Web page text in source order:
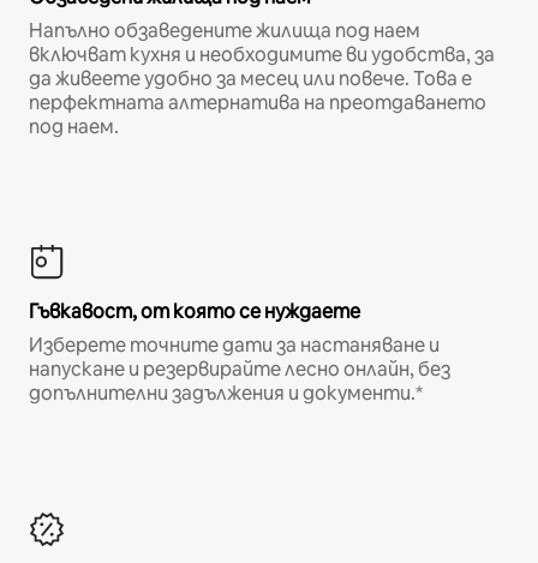
Напълно обзаведените жилища под наем
включват кухня и необходимите ви удобства, за
да живеете удобно за месец или повече. Това е
перфектната алтернатива на преотдаването
под наем.
Гъвкавост, от която се нуждаете
Изберете точните дати за настаняване и
напускане и резервирайте лесно онлайн, без
допълнителни задължения и документи.*